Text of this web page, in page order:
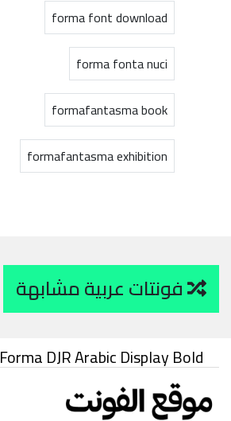
forma font download
forma fonta nuci
formafantasma book
formafantasma exhibition
Forma DJR Arabic Display Bold